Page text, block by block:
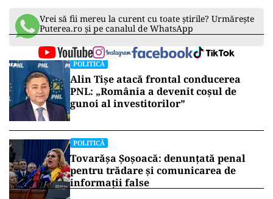
Vrei să fii mereu la curent cu toate știrile? Urmărește
Puterea.ro și pe canalul de WhatsApp
POLITICĂ
Alin Tișe atacă frontal conducerea
PNL: „România a devenit coșul de
gunoi al investitorilor”
POLITICĂ
Tovarășa Șoșoacă: denunțată penal
pentru trădare și comunicarea de
informații false